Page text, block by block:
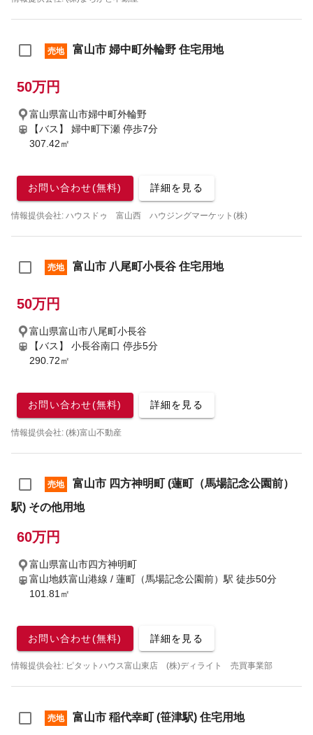
売地 富山市 婦中町外輪野 住宅用地
50万円
富山県富山市婦中町外輪野
【バス】 婦中町下瀬 停歩7分
307.42㎡
お問い合わせ(無料) 詳細を見る
情報提供会社: ハウスドゥ 富山西 ハウジングマーケット(株)
売地 富山市 八尾町小長谷 住宅用地
50万円
富山県富山市八尾町小長谷
【バス】 小長谷南口 停歩5分
290.72㎡
お問い合わせ(無料) 詳細を見る
情報提供会社: (株)富山不動産
売地
富山市 四方神明町 (蓮町（馬場記念公園前）
駅) その他用地
60万円
富山県富山市四方神明町
富山地鉄富山港線 / 蓮町（馬場記念公園前）駅 徒歩50分
101.81㎡
お問い合わせ(無料) 詳細を見る
情報提供会社: ピタットハウス富山東店 (株)ディライト 売買事業部
売地 富山市 稲代幸町 (笹津駅) 住宅用地